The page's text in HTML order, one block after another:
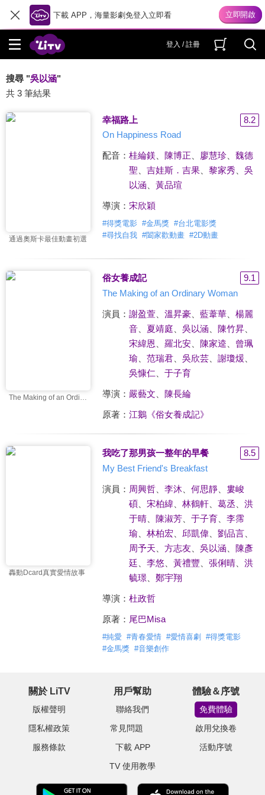
下載 APP，海量影劇免登入立即看
登入 / 註冊
搜尋 "吳以涵"
共 3 筆結果
通過奧斯卡最佳動畫初選
幸福路上
8.2
On Happiness Road
配音： 桂綸鎂 陳博正 廖慧珍、 魏德
聖
吉娃斯．吉果、 黎家秀
吳
以涵
黃品瑄
導演： 宋欣穎
#得獎電影 #金馬獎 #台北電影獎
#尋找自我 #闔家歡動畫 #2D動畫
俗女養成記
9.1
The Making of an Ordinary Woman
演員： 謝盈萱、 溫昇豪 藍葦華、 楊麗
音、 夏靖庭 吳以涵 陳竹昇、
宋緯恩
羅北安、 陳家逵
曾珮
瑜、 范瑞君、 吳欣芸、 謝瓊煖、
吳慷仁
于子育
導演： 嚴藝文 陳長綸
原著： 江鵝《俗女養成記》
轟動Dcard真實愛情故事
我吃了那男孩一整年的早餐
8.5
My Best Friend's Breakfast
演員： 周興哲、 李沐、 何思靜、 婁峻
碩、 宋柏緯、 林鶴軒、 葛丞
洪
于晴、 陳淑芳、 于子育、 李霈
瑜、 林柏宏 邱凱偉、 劉品言、
周予天
方志友、 吳以涵
陳彥
廷
李悠 黃禮豐 張俐晴、 洪
毓璟、 鄭宇翔
導演： 杜政哲
原著： 尾巴Misa
#純愛 #青春愛情 #愛情喜劇 #得獎電影
#金馬獎 #音樂創作
關於 LiTV
版權聲明
隱私權政策
服務條款
用戶幫助
聯絡我們
常見問題
下載 APP
TV 使用教學
體驗＆序號
免費體驗
啟用兌換卷
活動序號